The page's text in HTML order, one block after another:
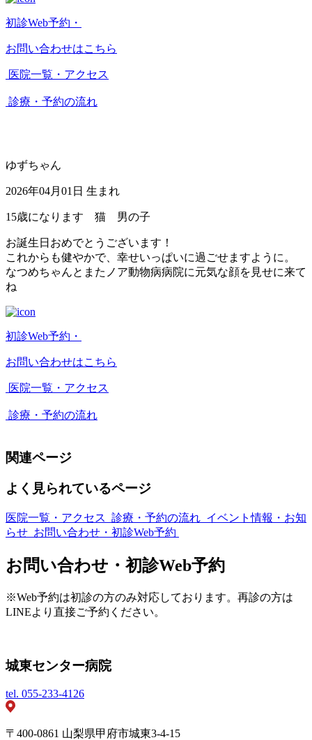
初診Web予約・
お問い合わせはこちら
医院一覧・アクセス
診療・予約の流れ
ゆずちゃん
2026年04月01日 生まれ
15歳になります 猫 男の子
お誕生日おめでとうございます！
これからも健やかで、幸せいっぱいに過ごせますように。
なつめちゃんとまたノア動物病病院に元気な顔を見せに来て
ね
初診Web予約・
お問い合わせはこちら
医院一覧・アクセス
診療・予約の流れ
関連ページ
よく見られているページ
医院一覧・アクセス 診療・予約の流れ イベント情報・お知
らせ お問い合わせ・初診Web予約
お問い合わせ・初診Web予約
※Web予約は初診の方のみ対応しております。再診の方は
LINEより直接ご予約ください。
城東センター病院
tel. 055-233-4126
〒400-0861 山梨県甲府市城東3-4-15